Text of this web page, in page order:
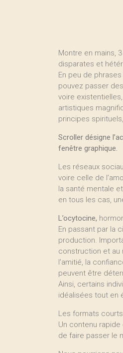
Montre en mains,
disparates et
En peu de
pouvez passer
voire
artistiques
principes
Scroller désigne
fenêtre graphique.
Les réseaux
voire celle de
la santé mentale
en tous les cas,
L’ocytocine,
En passant par la
production.
construction et au
l’amitié, la
peuvent être
Ainsi, certains
idéalisées tout en
Les formats
Un contenu
de faire passer le